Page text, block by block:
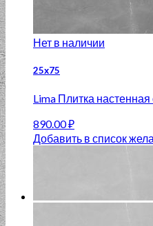
Нет в наличии
25х75
Lima Плитка
890.00₽
Добавить в список